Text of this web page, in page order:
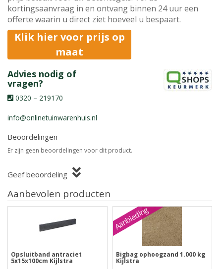
kortingsaanvraag in en ontvang binnen 24 uur een
offerte waarin u direct ziet hoeveel u bespaart.
Klik hier voor prijs op
maat
Advies nodig of
vragen?
0320 – 219170
info@onlinetuinwarenhuis.nl
Beoordelingen
Er zijn geen beoordelingen voor dit product.
Geef beoordeling
Aanbevolen producten
Opsluitband antraciet
5x15x100cm Kijlstra
Aanbieding
Bigbag ophoogzand 1.000 kg
Kijlstra